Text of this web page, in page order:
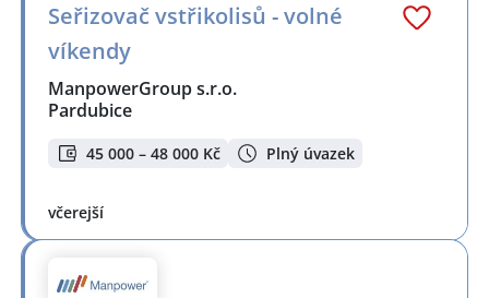
Seřizovač vstřikolisů - volné
víkendy
ManpowerGroup s.r.o.
Pardubice
45 000 – 48 000 Kč Plný úvazek
včerejší